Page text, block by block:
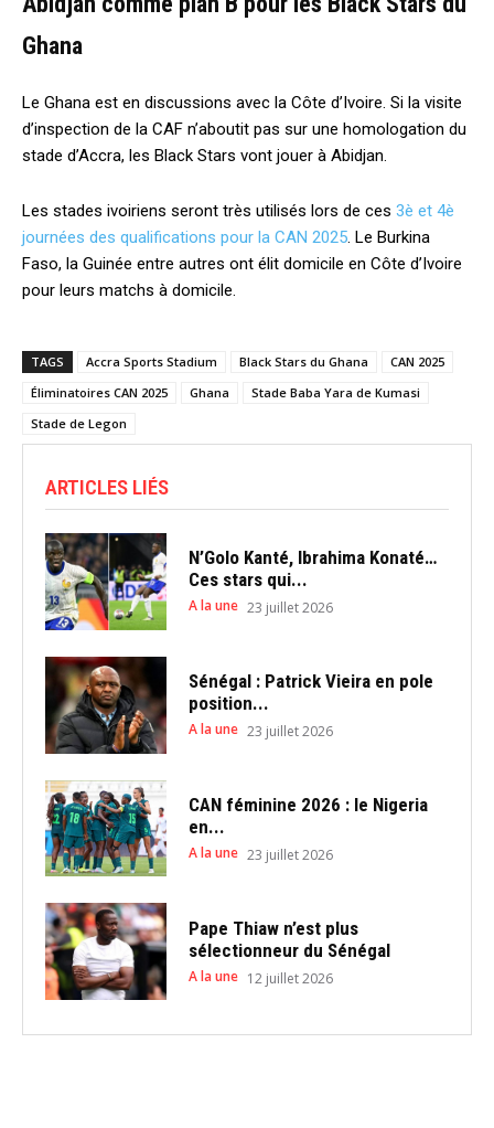
Ghana
Le Ghana est en discussions avec la Côte d’Ivoire. Si la visite
d’inspection de la CAF n’aboutit pas sur une homologation du
stade d’Accra, les Black Stars vont jouer à Abidjan.
Les stades ivoiriens seront très utilisés lors de ces 3è et 4è
journées des qualifications pour la CAN 2025. Le Burkina
Faso, la Guinée entre autres ont élit domicile en Côte d’Ivoire
pour leurs matchs à domicile.
TAGS Accra Sports Stadium Black Stars du Ghana
CAN 2025
Éliminatoires CAN 2025
Ghana
Stade Baba Yara de Kumasi
Stade de Legon
ARTICLES LIÉS
N’Golo Kanté, Ibrahima Konaté…
Ces stars qui...
A la une 23 juillet 2026
Sénégal : Patrick Vieira en pole
position...
A la une 23 juillet 2026
CAN féminine 2026 : le Nigeria
en...
A la une 23 juillet 2026
Pape Thiaw n’est plus
sélectionneur du Sénégal
A la une 12 juillet 2026